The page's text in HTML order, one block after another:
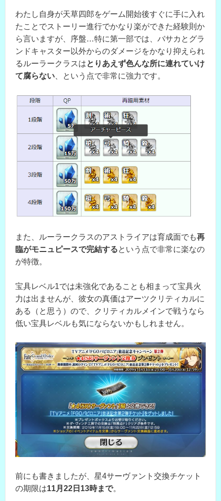
わたし自身が天草四郎をゲーム開始後すぐに手に入れ
たことでストーリー進行でかなり楽ができた経験則か
ら言いますが、序盤…特に第一部では、バサカとグラ
ンドキャスター以外からのダメージをかなり抑えられ
るルーラークラスはとりあえず色んな所に連れていけ
て腐らない 、という点で非常に強力です。
また、ルーラークラスのアストライアは育成面でも再
臨がモニュピースで完結するという点で非常に楽なの
が特徴。
宝具レベル1では未強化であることも相まって宝具火
力は出ませんが、彼女の真価はアーツクリティカルに
ある（と思う）ので、クリティカルメインで戦うなら
低い宝具レベルも気にならないかもしれません。
前にも書きましたが、星4サーヴァント交換チケット
の期限は11月22日13時まで。